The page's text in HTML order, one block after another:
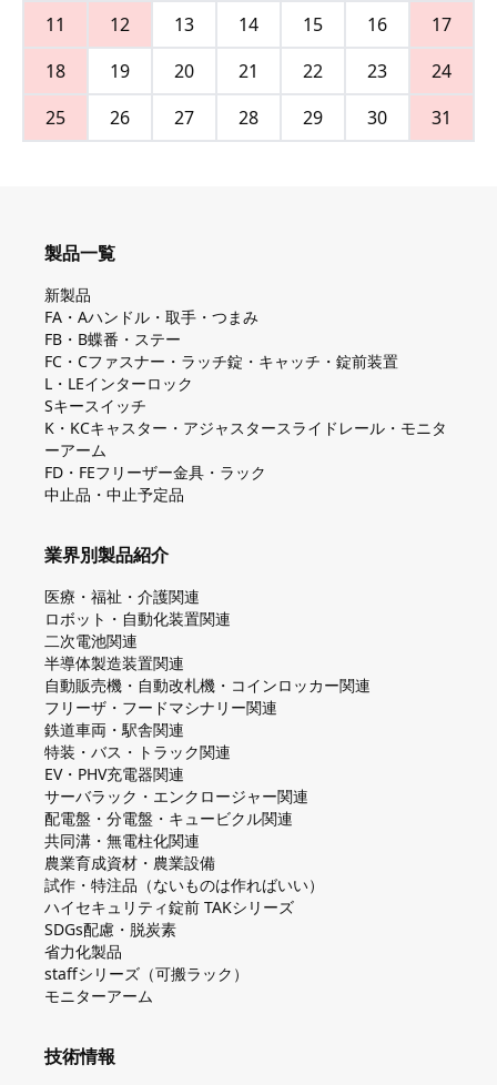
11
12 13 14 15 16
17
18
19 20 21 22 23
24
25
26 27 28 29 30 31
製品一覧
新製品
FA・Aハンドル・取手・つまみ
FB・B蝶番・ステー
FC・Cファスナー・ラッチ錠・キャッチ・錠前装置
L・LEインターロック
Sキースイッチ
K・KCキャスター・アジャスタースライドレール・モニタ
ーアーム
FD・FEフリーザー金具・ラック
中止品・中止予定品
業界別製品紹介
医療・福祉・介護関連
ロボット・自動化装置関連
二次電池関連
半導体製造装置関連
自動販売機・自動改札機・コインロッカー関連
フリーザ・フードマシナリー関連
鉄道車両・駅舎関連
特装・バス・トラック関連
EV・PHV充電器関連
サーバラック・エンクロージャー関連
配電盤・分電盤・キュービクル関連
共同溝・無電柱化関連
農業育成資材・農業設備
試作・特注品（ないものは作ればいい）
ハイセキュリティ錠前 TAKシリーズ
SDGs配慮・脱炭素
省力化製品
staffシリーズ（可搬ラック）
モニターアーム
技術情報